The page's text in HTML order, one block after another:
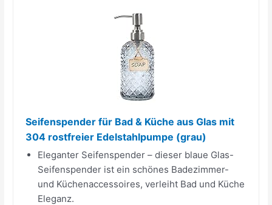
Seifenspender für Bad & Küche aus Glas mit
304 rostfreier Edelstahlpumpe (grau)
Eleganter Seifenspender – dieser blaue Glas-
Seifenspender ist ein schönes Badezimmer-
und Küchenaccessoires, verleiht Bad und Küche
Eleganz.